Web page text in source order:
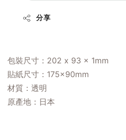
分享
包裝尺寸：202 x 93 x 1mm
貼紙尺寸：175×90mm
材質：透明
原產地 ： 日本